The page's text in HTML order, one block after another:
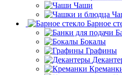
Чаши
Барное
Бокалы
Графины